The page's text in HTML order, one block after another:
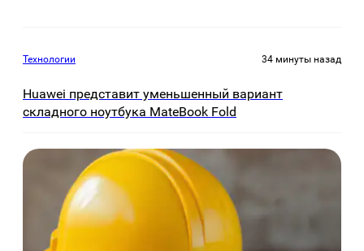
Технологии 34 минуты назад
Huawei представит уменьшенный вариант
складного ноутбука MateBook Fold